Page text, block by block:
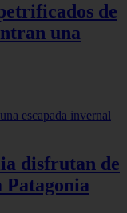
de
una
disfrutan de
Patagonia